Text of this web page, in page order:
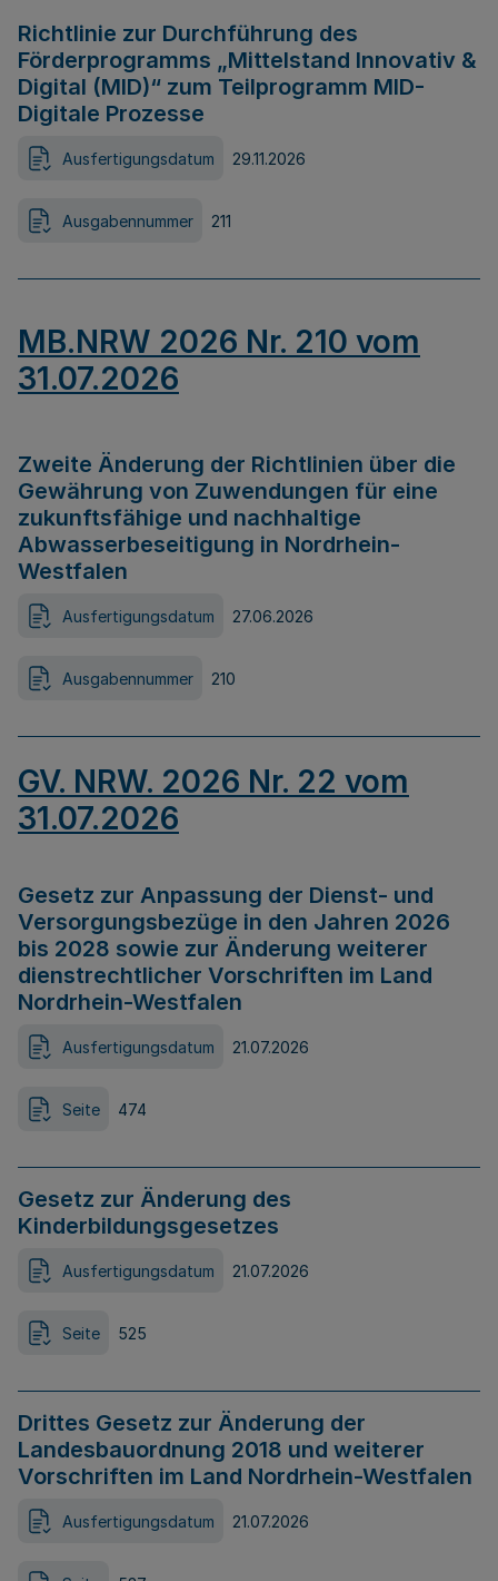
Richtlinie zur Durchführung des
Förderprogramms „Mittelstand Innovativ &
Digital (MID)“ zum Teilprogramm MID-
Digitale Prozesse
Ausfertigungsdatum 29.11.2026
Ausgabennummer 211
MB.NRW 2026 Nr. 210 vom
31.07.2026
Zweite Änderung der Richtlinien über die
Gewährung von Zuwendungen für eine
zukunftsfähige und nachhaltige
Abwasserbeseitigung in Nordrhein-
Westfalen
Ausfertigungsdatum 27.06.2026
Ausgabennummer 210
GV. NRW. 2026 Nr. 22 vom
31.07.2026
Gesetz zur Anpassung der Dienst- und
Versorgungsbezüge in den Jahren 2026
bis 2028 sowie zur Änderung weiterer
dienstrechtlicher Vorschriften im Land
Nordrhein-Westfalen
Ausfertigungsdatum 21.07.2026
Seite 474
Gesetz zur Änderung des
Kinderbildungsgesetzes
Ausfertigungsdatum 21.07.2026
Seite 525
Drittes Gesetz zur Änderung der
Landesbauordnung 2018 und weiterer
Vorschriften im Land Nordrhein-Westfalen
Ausfertigungsdatum 21.07.2026